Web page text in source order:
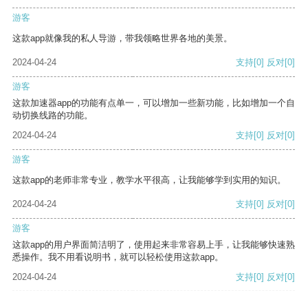
游客
这款app就像我的私人导游，带我领略世界各地的美景。
2024-04-24 支持[0] 反对[0]
游客
这款加速器app的功能有点单一，可以增加一些新功能，比如增加一个自
动切换线路的功能。
2024-04-24
支持[0] 反对[0]
游客
这款app的老师非常专业，教学水平很高，让我能够学到实用的知识。
2024-04-24 支持[0] 反对[0]
游客
这款app的用户界面简洁明了，使用起来非常容易上手，让我能够快速熟
悉操作。我不用看说明书，就可以轻松使用这款app。
2024-04-24
支持[0] 反对[0]